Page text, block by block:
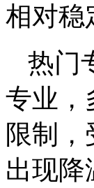
相对稳
热门
专业，
限制
出现降